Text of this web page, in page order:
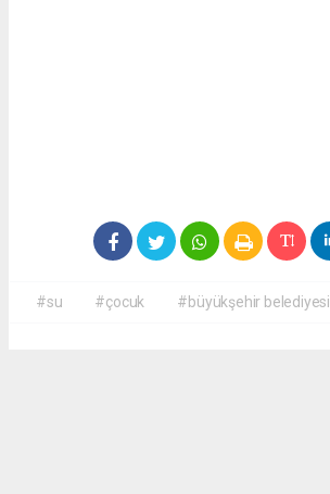
#su #çocuk #büyükşehir belediyesi